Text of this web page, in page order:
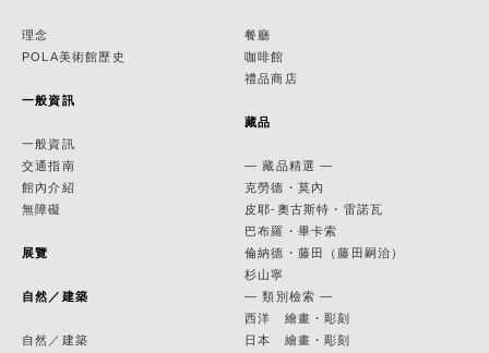
理念
POLA美術館歷史
一般資訊
一般資訊
交通指南
館內介紹
無障礙
展覽
自然／建築
自然／建築
餐廳
咖啡館
禮品商店
藏品
— 藏品精選 —
克勞德・莫內
皮耶-奧古斯特・雷諾瓦
巴布羅・畢卡索
倫納德・藤田（藤田嗣治）
杉山寧
— 類別檢索 —
西洋 繪畫・彫刻
日本 繪畫・彫刻